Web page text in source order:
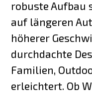
robuste Aufbau
auf längeren
höherer
durchdachte
Familien,
erleichtert. Ob